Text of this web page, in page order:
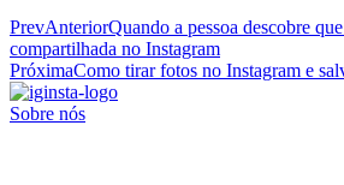
PrevAnteriorQuando a pessoa descobre
compartilhada no Instagram
PróximaComo tirar fotos no Instagram e
Sobre nós